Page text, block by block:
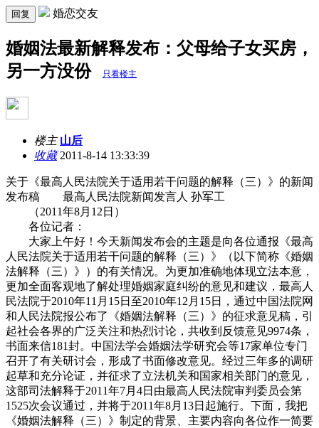
回复 婚恋交友
婚姻法最新解释发布：父母给子女买房，
另一方没份
只看楼主
楼主 山后
收藏2011-8-14 13:33:39
关于《最高人民法院关于适用若干问题的解释（三）》的新闻
发布稿 最高人民法院新闻发言人 孙军工
（2011年8月12日）
各位记者：
大家上午好！今天新闻发布会的主题是向各位通报《最高
人民法院关于适用若干问题的解释（三）》（以下简称《婚姻
法解释（三）》）的有关情况。为更加准确地体现立法本意，
更加全面客观地了解处理婚姻家庭纠纷的意见和建议，最高人
民法院于2010年11月15日至2010年12月15日，通过中国法院网
和人民法院报公布了《婚姻法解释（三）》的征求意见稿，引
起社会各界的广泛关注和热烈讨论，共收到反馈意见9974条，
书面来信181封。中国法学会婚姻法学研究会等17家单位专门
召开了有关研讨会，形成了书面修改意见。经过三年多的调研
起草和充分论证，并征求了立法机关和国家相关部门的意见，
这部司法解释于2011年7月4日由最高人民法院审判委员会第
1525次会议通过，并将于2011年8月13日起施行。下面，我把
《婚姻法解释（三）》制定的背景、主要内容向各位作一简要